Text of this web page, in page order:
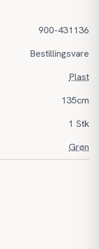
900-431136
Bestillingsvare
Plast
135cm
1 Stk
Grøn